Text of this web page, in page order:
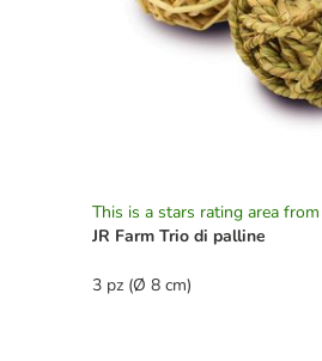
This is a stars rating area
JR Farm Trio di palline
3 pz (Ø 8 cm)